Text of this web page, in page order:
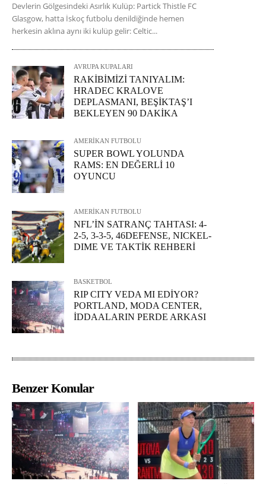
Devlerin Gölgesindeki Asırlık Kulüp: Partick Thistle FC
Glasgow, hatta İskoç futbolu denildiğinde hemen
herkesin aklına aynı iki kulüp gelir: Celtic...
AVRUPA KUPALARI
RAKİBİMİZİ TANIYALIM:
HRADEC KRALOVE
DEPLASMANI, BEŞİKTAŞ’I
BEKLEYEN 90 DAKİKA
AMERİKAN FUTBOLU
SUPER BOWL YOLUNDA
RAMS: EN DEĞERLİ 10
OYUNCU
AMERİKAN FUTBOLU
NFL’İN SATRANÇ TAHTASI: 4-
2-5, 3-3-5, 46DEFENSE, NICKEL-
DIME VE TAKTİK REHBERİ
BASKETBOL
RIP CITY VEDA MI EDİYOR?
PORTLAND, MODA CENTER,
İDDAALARIN PERDE ARKASI
Benzer Konular